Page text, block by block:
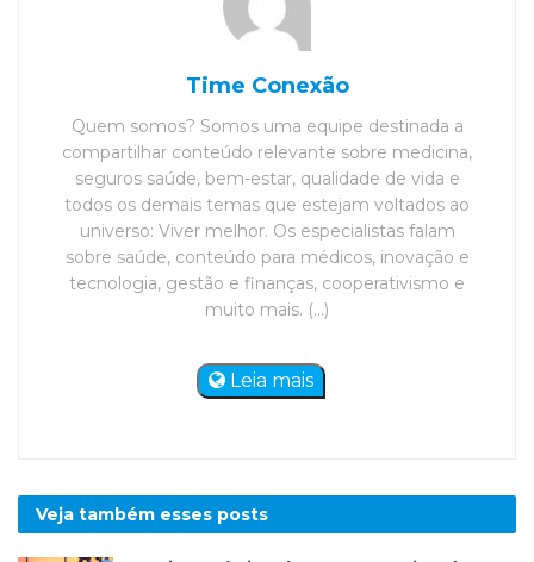
Time Conexão
Quem somos? Somos uma equipe destinada a
compartilhar conteúdo relevante sobre medicina,
seguros saúde, bem-estar, qualidade de vida e
todos os demais temas que estejam voltados ao
universo: Viver melhor. Os especialistas falam
sobre saúde, conteúdo para médicos, inovação e
tecnologia, gestão e finanças, cooperativismo e
muito mais. (...)
Leia mais
Veja também esses posts